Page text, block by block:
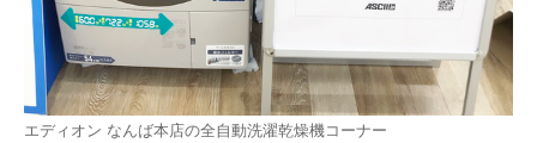
エディオン なんば本店の全自動洗濯乾燥機コーナー